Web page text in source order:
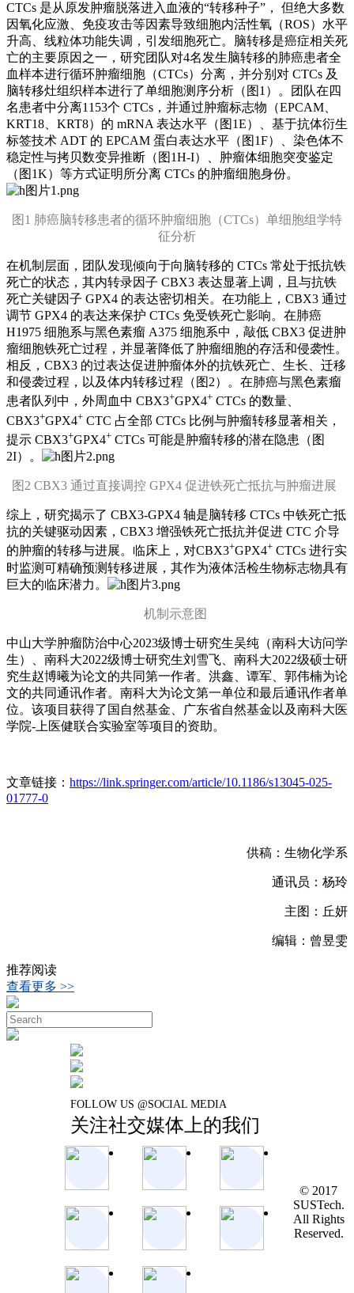
CTCs 是从原发肿瘤脱落进入血液的“转移种子”， 但绝大多数
因氧化应激、免疫攻击等因素导致细胞内活性氧（ROS）水平
升高、线粒体功能失调，引发细胞死亡。脑转移是癌症相关死
亡的主要原因之一，研究团队对4名发生脑转移的肺癌患者全
血样本进行循环肿瘤细胞（CTCs）分离，并分别对 CTCs 及
脑转移灶组织样本进行了单细胞测序分析（图1）。团队在四
名患者中分离1153个 CTCs，并通过肿瘤标志物（EPCAM、
KRT18、KRT8）的 mRNA 表达水平（图1E）、基于抗体衍生
标签技术 ADT 的 EPCAM 蛋白表达水平（图1F）、染色体不
稳定性与拷贝数变异推断（图1H-I）、肿瘤体细胞突变鉴定
（图1K）等方式证明所分离 CTCs 的肿瘤细胞身份。
图1 肺癌脑转移患者的循环肿瘤细胞（CTCs）单细胞组学特
征分析
在机制层面，团队发现倾向于向脑转移的 CTCs 常处于抵抗铁
死亡的状态，其内转录因子 CBX3 表达显著上调，且与抗铁
死亡关键因子 GPX4 的表达密切相关。在功能上，CBX3 通过
调节 GPX4 的表达来保护 CTCs 免受铁死亡影响。在肺癌
H1975 细胞系与黑色素瘤 A375 细胞系中，敲低 CBX3 促进肿
瘤细胞铁死亡过程，并显著降低了肿瘤细胞的存活和侵袭性。
相反，CBX3 的过表达促进肿瘤体外的抗铁死亡、生长、迁移
和侵袭过程，以及体内转移过程（图2）。在肺癌与黑色素瘤
患者队列中，外周血中 CBX3+GPX4+ CTCs 的数量、
CBX3+GPX4+ CTC 占全部 CTCs 比例与肿瘤转移显著相关，
提示 CBX3+GPX4+ CTCs 可能是肿瘤转移的潜在隐患（图
2I）。
图2 CBX3 通过直接调控 GPX4 促进铁死亡抵抗与肿瘤进展
综上，研究揭示了 CBX3-GPX4 轴是脑转移 CTCs 中铁死亡抵
抗的关键驱动因素，CBX3 增强铁死亡抵抗并促进 CTC 介导
的肿瘤的转移与进展。临床上，对CBX3+GPX4+ CTCs 进行实
时监测可精确预测转移进展，其作为液体活检生物标志物具有
巨大的临床潜力。
机制示意图
中山大学肿瘤防治中心2023级博士研究生吴纯（南科大访问学
生）、南科大2022级博士研究生刘雪飞、南科大2022级硕士研
究生赵博曦为论文的共同第一作者。洪鑫、谭军、郭伟楠为论
文的共同通讯作者。南科大为论文第一单位和最后通讯作者单
位。该项目获得了国自然基金、广东省自然基金以及南科大医
学院-上医健联合实验室等项目的资助。
文章链接： https://link.springer.com/article/10.1186/s13045-025-
01777-0
供稿：生物化学系
通讯员：杨玲
主图：丘妍
编辑：曾昱雯
推荐阅读
查看更多 >>
FOLLOW US @SOCIAL MEDIA
关注社交媒体上的我们
© 2017
SUSTech.
All Rights
Reserved.